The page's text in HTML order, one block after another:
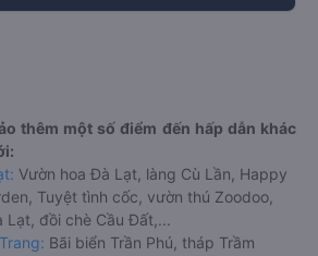
thêm một số điểm đến hấp dẫn khác
Vườn hoa Đà Lạt, làng Cù Lần, Happy
Tuyệt tình cốc, vườn thú Zoodoo,
Lạt, đồi chè Cầu Đất,...
Bãi biển Trần Phú, tháp Trầm